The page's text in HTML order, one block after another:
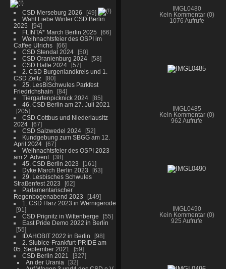
CSD Merseburg 2026
49
Wähl Liebe Winter CSD Berlin
2025
94
FLINTA* March Berlin 2025
66
Weihnachtsfeier des OSPI im
Caffee Ulrichs
66
CSD Stendal 2024
50
CSD Oranienburg 2024
58
CSD Halle 2024
57
2. CSD Burgenlandkreis und 1.
CSD Zeitz
80
25. LesBiSchwules Parkfest
Friedrichshain
84
Tiergartenpicknick 2024
85
46. CSD Berlin am 27. Juli 2021
205
CSD Cottbus und Niederlausitz
2024
67
CSD Salzwedel 2024
52
Kundgebung zum SBGG am 12.
April 2024
67
Weihnachtsfeier des OSPI 2023
am 2. Advent
38
45. CSD Berlin 2023
161
Dyke March Berlin 2023
63
29. Lesbisches Schwules
Straßenfest 2023
62
Parlamentarischer
Regenbogenabend 2023
149
1. CSD Harz 2023 in Wernigerode
91
CSD Prignitz in Wittenberge
55
East Pride Demo 2022 in Berlin
55
IDAHOBIT 2022 in Berlin
98
2. Słubice-Frankfurt-PRIDE am
05. September 2021
59
CSD Berlin 2021
327
An der Urania
32
IMGL0480
Kein Kommentar (0)
1076 Aufrufe
IMGL0485
Kein Kommentar (0)
962 Aufrufe
IMGL0490
Kein Kommentar (0)
925 Aufrufe